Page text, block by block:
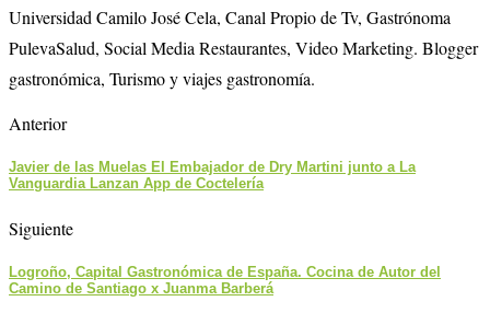
Universidad Camilo José Cela, Canal Propio de Tv, Gastrónoma
PulevaSalud, Social Media Restaurantes, Video Marketing. Blogger
gastronómica, Turismo y viajes gastronomía.
Anterior
Javier de las Muelas El Embajador de Dry Martini junto a La
Vanguardia Lanzan App de Coctelería
Siguiente
Logroño, Capital Gastronómica de España. Cocina de Autor del
Camino de Santiago x Juanma Barberá